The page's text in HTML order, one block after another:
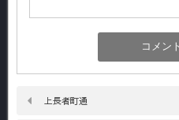
上長者町通